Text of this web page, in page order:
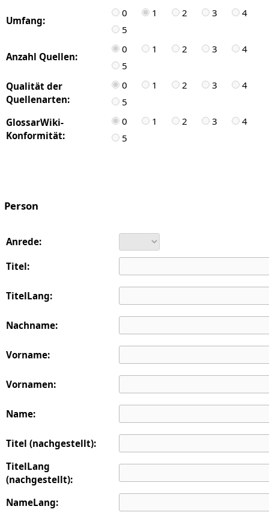
Umfang:
0 1 2 3
4
5
Anzahl Quellen:
0 1 2 3
4
5
Qualität der
Quellenarten:
0 1 2 3
4
5
GlossarWiki-
Konformität:
0 1 2 3
4
5
Person
Anrede:
Titel:
TitelLang:
Nachname:
Vorname:
Vornamen:
Name:
Titel (nachgestellt):
TitelLang
(nachgestellt):
NameLang: